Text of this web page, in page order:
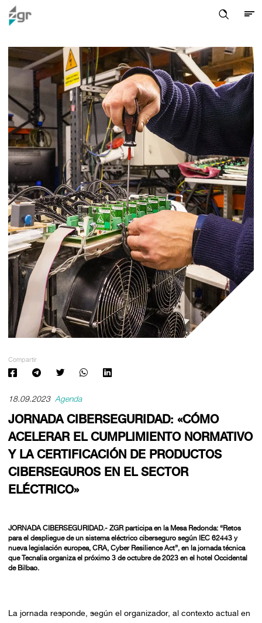
Compartir
18.09.2023 Agenda
JORNADA CIBERSEGURIDAD: «CÓMO
ACELERAR EL CUMPLIMIENTO NORMATIVO
Y LA CERTIFICACIÓN DE PRODUCTOS
CIBERSEGUROS EN EL SECTOR
ELÉCTRICO»
JORNADA CIBERSEGURIDAD.- ZGR participa en la Mesa Redonda: “Retos
para el despliegue de un sistema eléctrico ciberseguro según IEC 62443 y
nueva legislación europea, CRA, Cyber Resilience Act”, en la jornada técnica
que Tecnalia organiza el próximo 3 de octubre de 2023 en el hotel Occidental
de Bilbao.
La jornada responde, según el organizador, al contexto actual en